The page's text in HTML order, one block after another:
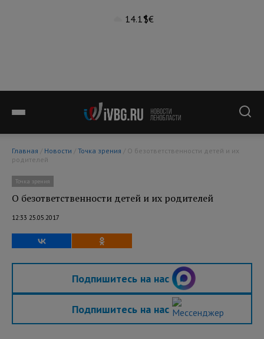
14.1°$€
Главная / Новости / Точка зрения
родителей
Точка зрения
О безответственности детей и их родителей
12:33 25.05.2017
Подпишитесь на нас
Подпишитесь на нас